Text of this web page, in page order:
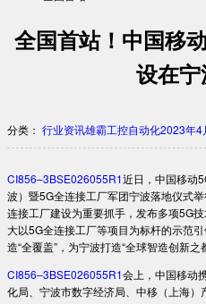
全国首站！中国移
设在
分类： 行业资讯雄霸工控自动化2023年4
CI856–3BSE026055R1近日，中国移动
波）暨5G全连接工厂军团宁波落地仪式
连接工厂建设为重要抓手，发布多项5G
大以5G全连接工厂等项目为标杆的示范
造“全覆盖”，为宁波打造“全球智造创新之
CI856–3BSE026055R1会上，中国移动
化局、宁波市数字经济局、中移（上海